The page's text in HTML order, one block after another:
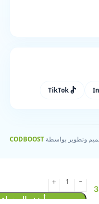
TikTok
وتطوير بواسطة CODBOOST
أضف إلى سلة